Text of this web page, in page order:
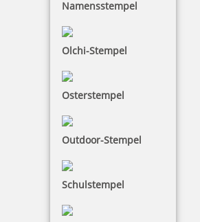
Namensstempel
Olchi-Stempel
Osterstempel
Outdoor-Stempel
Schulstempel